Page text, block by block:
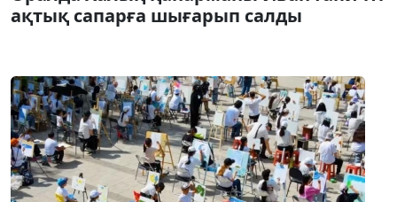
ақтық сапарға шығарып салды